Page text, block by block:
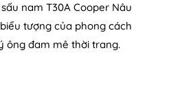
nam T30A Cooper Nâu
tượng của phong cách
ông đam mê thời trang.